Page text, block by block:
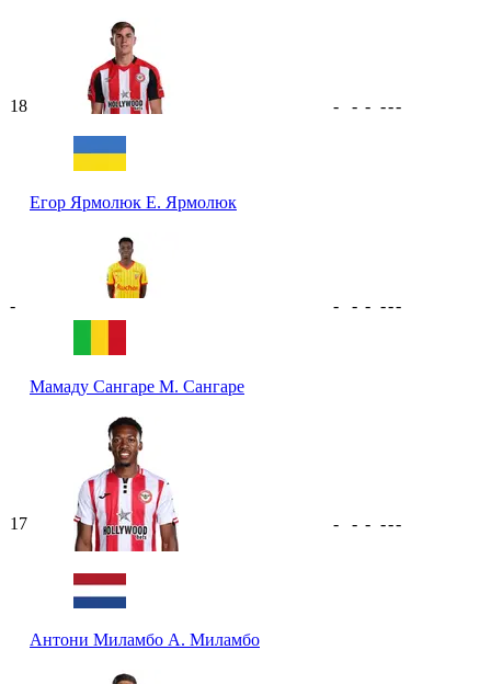
18
Егор Ярмолюк Е. Ярмолюк
- - - ---
-
Мамаду Сангаре М. Сангаре
- - - ---
17
Антони Миламбо А. Миламбо
- - - ---